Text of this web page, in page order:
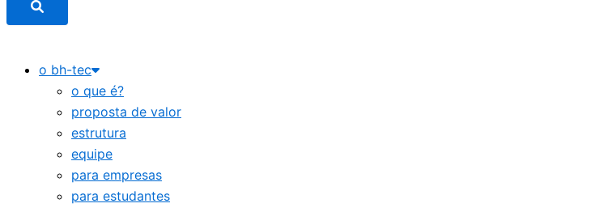
o bh-tec
o que é?
proposta de valor
estrutura
equipe
para empresas
para estudantes